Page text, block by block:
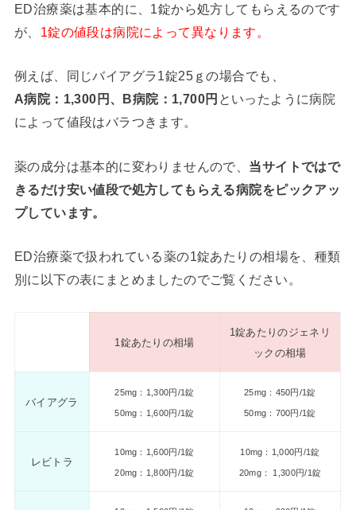
ED治療薬は基本的に、1錠から処方してもらえるのです
が、 1錠の値段は病院によって異なります。
例えば、同じバイアグラ1錠25ｇの場合でも、
A病院：1,300円、B病院：1,700円 といったように病院
によって値段はバラつきます。
薬の成分は基本的に変わりませんので、 当サイトではで
きるだけ安い値段で処方してもらえる病院をピックアッ
プしています。
ED治療薬で扱われている薬の1錠あたりの相場を、種類
別に以下の表にまとめましたのでご覧ください。
1錠あたりの相場
1錠あたりのジェネリ
ックの相場
バイアグラ
25mg：1,300円/1錠
50mg：1,600円/1錠
25mg：450円/1錠
50mg：700円/1錠
レビトラ
10mg：1,600円/1錠
20mg：1,800円/1錠
10mg：1,000円/1錠
20mg： 1,300円/1錠